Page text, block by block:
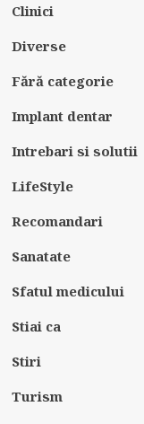
Clinici
Diverse
Fără categorie
Implant dentar
Intrebari si solutii
LifeStyle
Recomandari
Sanatate
Sfatul medicului
Stiai ca
Stiri
Turism